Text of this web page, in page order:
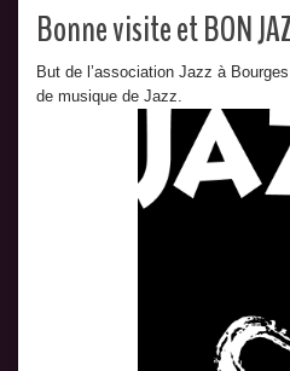
Bonne visite et BON
But de l’association Jazz à
de musique de Jazz.